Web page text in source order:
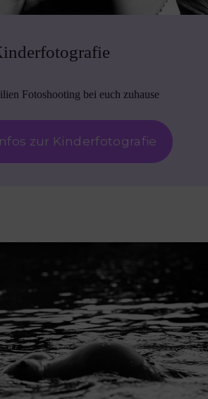
Fotoshooting bei euch zuhause
zur Kinderfotografie